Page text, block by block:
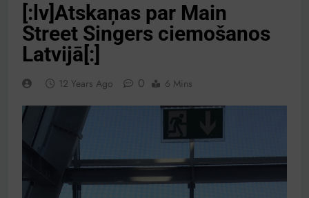
[:lv]Atskaņas par Main
Street Singers ciemošanos
Latvijā[:]
12 Years Ago 0 6 Mins